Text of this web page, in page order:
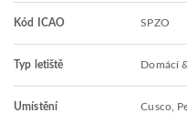
Kód ICAO SPZO
Typ letiště Domácí
Umístění Cusco,